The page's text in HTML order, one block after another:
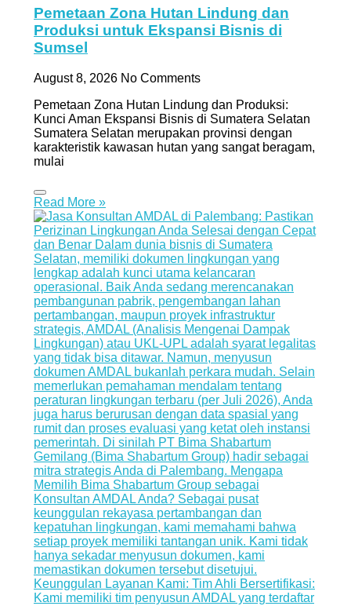
Pemetaan Zona Hutan Lindung dan
Produksi untuk Ekspansi Bisnis di
Sumsel
August 8, 2026 No Comments
Pemetaan Zona Hutan Lindung dan Produksi:
Kunci Aman Ekspansi Bisnis di Sumatera Selatan
Sumatera Selatan merupakan provinsi dengan
karakteristik kawasan hutan yang sangat beragam,
mulai
Read More »